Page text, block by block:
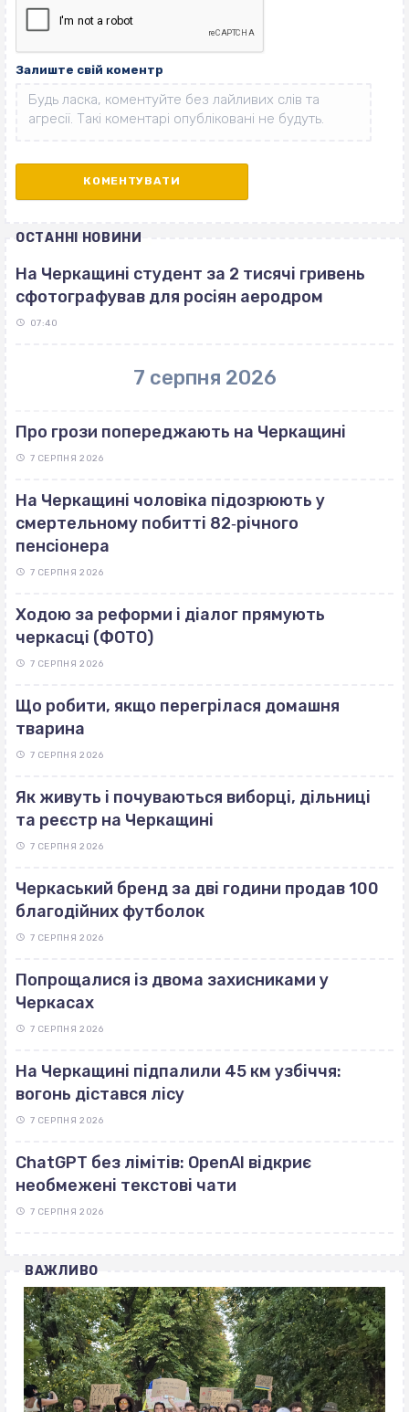
Залиште свій коментр
ОСТАННІ НОВИНИ
На Черкащині студент за 2 тисячі гривень
сфотографував для росіян аеродром
07:40
7 серпня 2026
Про грози попереджають на Черкащині
7 СЕРПНЯ 2026
На Черкащині чоловіка підозрюють у
смертельному побитті 82‐річного
пенсіонера
7 СЕРПНЯ 2026
Ходою за реформи і діалог прямують
черкасці (ФОТО)
7 СЕРПНЯ 2026
Що робити, якщо перегрілася домашня
тварина
7 СЕРПНЯ 2026
Як живуть і почуваються виборці, дільниці
та реєстр на Черкащині
7 СЕРПНЯ 2026
Черкаський бренд за дві години продав 100
благодійних футболок
7 СЕРПНЯ 2026
Попрощалися із двома захисниками у
Черкасах
7 СЕРПНЯ 2026
На Черкащині підпалили 45 км узбіччя:
вогонь дістався лісу
7 СЕРПНЯ 2026
ChatGPT без лімітів: OpenAI відкриє
необмежені текстові чати
7 СЕРПНЯ 2026
ВАЖЛИВО